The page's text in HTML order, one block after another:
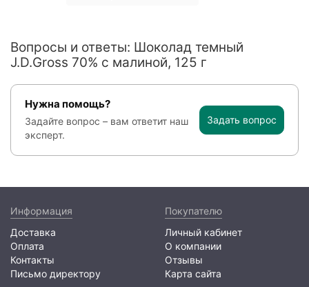
Вопросы и ответы: Шоколад темный
J.D.Gross 70% c малиной, 125 г
Нужна помощь?
Задайте вопрос – вам ответит наш
эксперт.
Задать вопрос
Информация
Доставка
Оплата
Контакты
Письмо директору
Покупателю
Личный кабинет
О компании
Отзывы
Карта сайта